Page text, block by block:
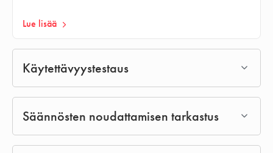
Lue lisää
Käytettävyystestaus
Säännösten noudattamisen tarkastus